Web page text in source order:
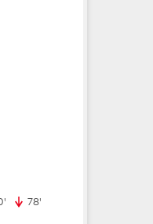
60. minute
78'